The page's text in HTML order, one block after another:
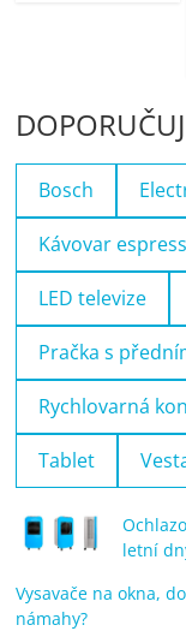
Bosch
Kávovar
LED televize
Pračka s
Rychlovarná
Tablet
letní
Vysavače na okna,
námahy?